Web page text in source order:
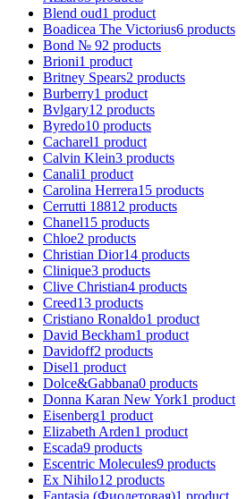
Blend oud1 product
Boadicea The Victorius6 products
Bond № 92 products
Brioni1 product
Britney Spears2 products
Burberry1 product
Bvlgary12 products
Byredo10 products
Cacharel1 product
Calvin Klein3 products
Canali1 product
Carolina Herrera15 products
Cerrutti 1881 2 products
Chanel15 products
Chloe2 products
Christian Dior14 products
Clinique3 products
Clive Christian4 products
Creed13 products
Cristiano Ronaldo1 product
David Beckham1 product
Davidoff2 products
Disel1 product
Dolce&Gabbana0 products
Donna Karan New York1 product
Eisenberg1 product
Elizabeth Arden1 product
Escada9 products
Escentric Molecules9 products
Ex Nihilo12 products
Fantasia (Фиолетовая)1 product